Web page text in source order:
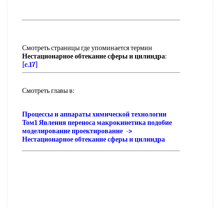
Смотреть страницы где упоминается термин
Нестационарное обтекание сферы и цилиндра:
[c.17]
Смотреть главы в:
Процессы и аппараты химической технологии
Том1 Явления переноса макрокинетика подобие
моделирование проектирование ->
Нестационарное обтекание сферы и цилиндра